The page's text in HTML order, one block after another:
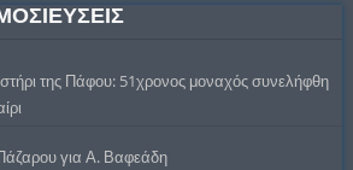
της Πάφου: 51χρονος μοναχός συνελήφθη
για Α. Βαφεάδη